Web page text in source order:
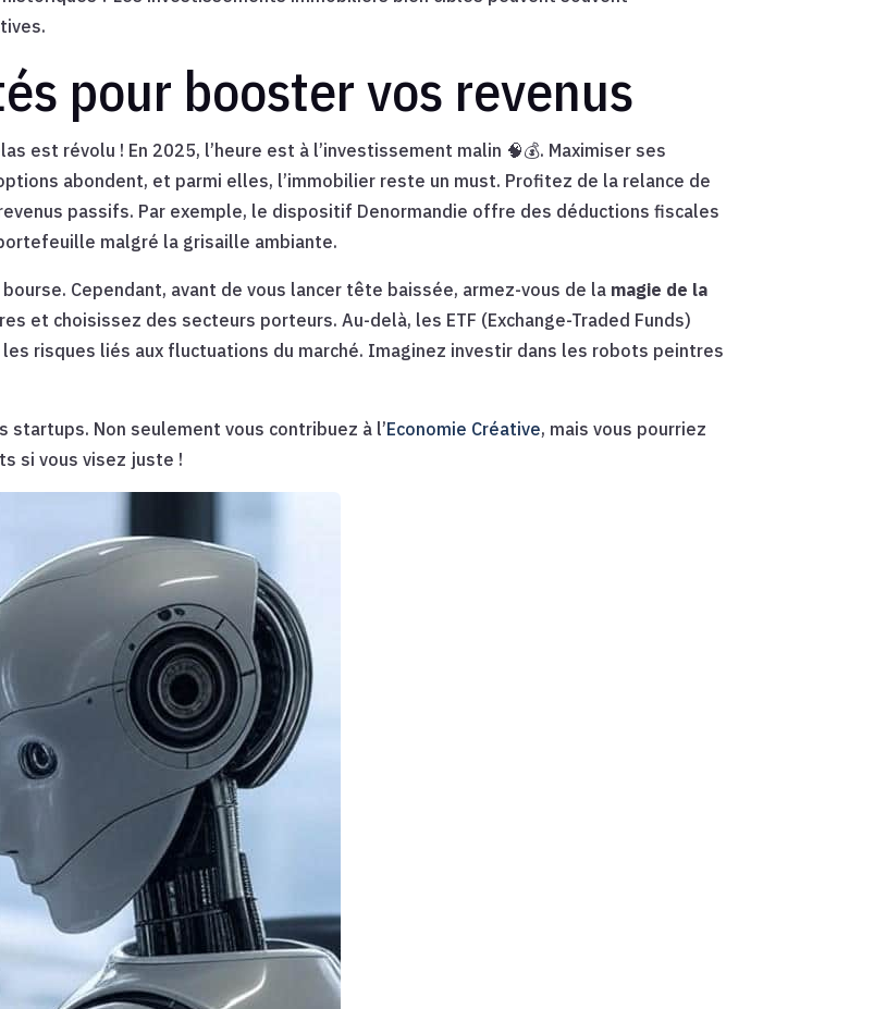
pour booster vos revenus
est révolu ! En 2025, l’heure est à l’investissement malin 🧠💰. Maximiser ses
abondent, et parmi elles, l’immobilier reste un must. Profitez de la relance de
passifs. Par exemple, le dispositif Denormandie offre des déductions fiscales
malgré la grisaille ambiante.
Cependant, avant de vous lancer tête baissée, armez-vous de la magie de la
et choisissez des secteurs porteurs. Au-delà, les ETF (Exchange-Traded Funds)
risques liés aux fluctuations du marché. Imaginez investir dans les robots peintres
Non seulement vous contribuez à l’Economie Créative, mais vous pourriez
si vous visez juste !